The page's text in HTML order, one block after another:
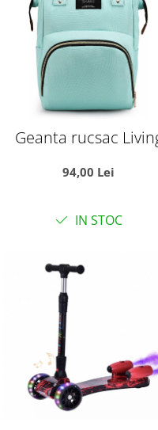
Geanta rucsac
de bebelusi, vernil
94,00 Lei
IN STOC